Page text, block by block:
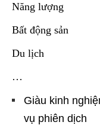
Năng lượng
Bất động sản
Du lịch
…
Giàu kinh
vụ phiên dịch